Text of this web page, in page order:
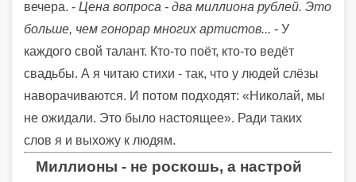
вечера. - Цена вопроса - два миллиона рублей. Это
больше, чем гонорар многих артистов... - У
каждого свой талант. Кто-то поёт, кто-то ведёт
свадьбы. А я читаю стихи - так, что у людей слёзы
наворачиваются. И потом подходят: «Николай, мы
не ожидали. Это было настоящее». Ради таких
слов я и выхожу к людям.
Миллионы - не роскошь, а настрой